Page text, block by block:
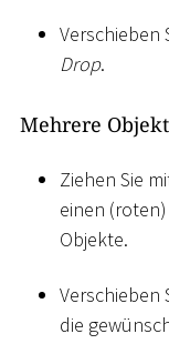
Verschieben
Drop.
Mehrere
Ziehen Sie
einen
Objekte.
Verschieben
die